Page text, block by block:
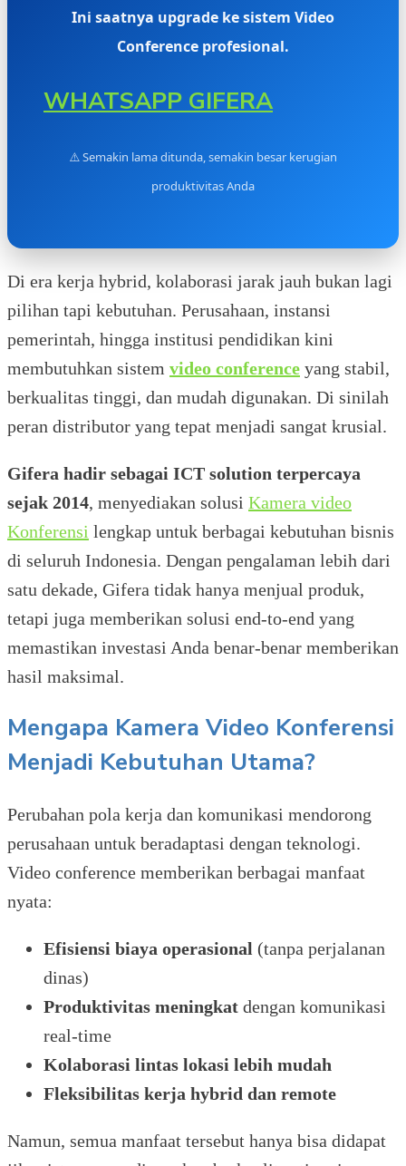
Ini saatnya upgrade ke sistem Video
Conference profesional.
WHATSAPP GIFERA
⚠️ Semakin lama ditunda, semakin besar kerugian
produktivitas Anda
Di era kerja hybrid, kolaborasi jarak jauh bukan lagi
pilihan tapi kebutuhan. Perusahaan, instansi
pemerintah, hingga institusi pendidikan kini
membutuhkan sistem video conference yang stabil,
berkualitas tinggi, dan mudah digunakan. Di sinilah
peran distributor yang tepat menjadi sangat krusial.
Gifera hadir sebagai ICT solution terpercaya
sejak 2014, menyediakan solusi Kamera video
Konferensi lengkap untuk berbagai kebutuhan bisnis
di seluruh Indonesia. Dengan pengalaman lebih dari
satu dekade, Gifera tidak hanya menjual produk,
tetapi juga memberikan solusi end-to-end yang
memastikan investasi Anda benar-benar memberikan
hasil maksimal.
Mengapa Kamera Video Konferensi
Menjadi Kebutuhan Utama?
Perubahan pola kerja dan komunikasi mendorong
perusahaan untuk beradaptasi dengan teknologi.
Video conference memberikan berbagai manfaat
nyata:
Efisiensi biaya operasional (tanpa perjalanan
dinas)
Produktivitas meningkat dengan komunikasi
real-time
Kolaborasi lintas lokasi lebih mudah
Fleksibilitas kerja hybrid dan remote
Namun, semua manfaat tersebut hanya bisa didapat